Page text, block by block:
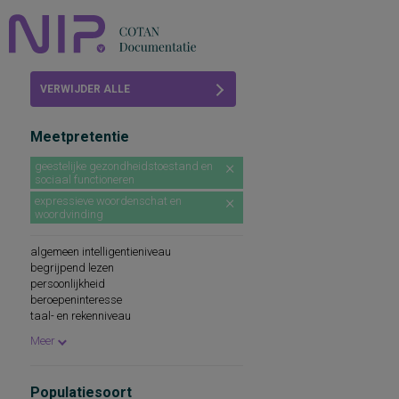
Abonneren
FAQ
VERWIJDER ALLE
Meetpretentie
geestelijke gezondheidstoestand en
sociaal functioneren
expressieve woordenschat en
woordvinding
algemeen intelligentieniveau
begrijpend lezen
persoonlijkheid
beroepeninteresse
taal- en rekenniveau
spellingsvaardigheid
persoonlijkheidseigenschappen
Meer
Populatiesoort